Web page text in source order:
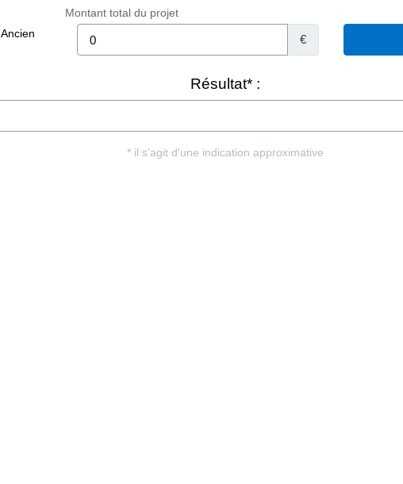
Ancien
Montant total du projet
€
Résultat* :
* il s'agit d'une indication approximative